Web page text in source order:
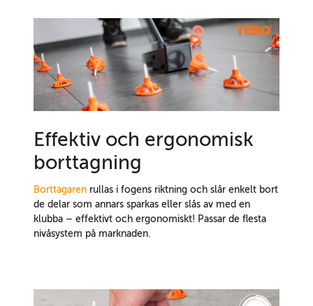
Effektiv och ergonomisk
borttagning
Borttagaren rullas i fogens riktning och slår enkelt bort
de delar som annars sparkas eller slås av med en
klubba – effektivt och ergonomiskt! Passar de flesta
nivåsystem på marknaden.